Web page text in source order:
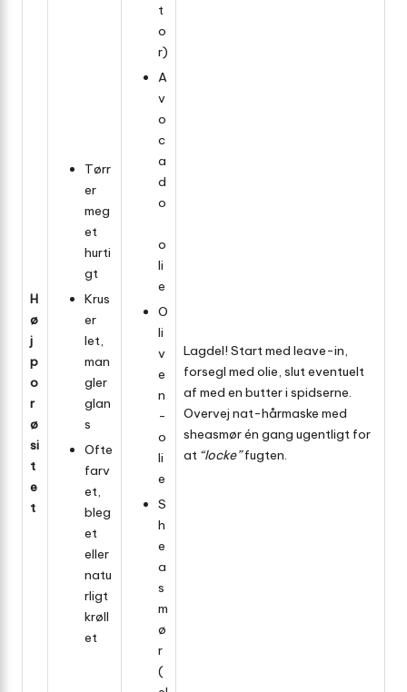
H
ø
j
p
o
r
ø
si
t
e
t
Tørr
er
meg
et
hurti
gt
Krus
er
let,
man
gler
glan
s
Ofte
farv
et,
bleg
et
eller
natu
rligt
krøll
et
t
o
r)
A
v
o
c
a
d
o
o
li
e
O
li
v
e
n
­
o
li
e
S
h
e
a
s
m
ø
r
(
Lagdel! Start med leave-in,
forsegl med olie, slut eventuelt
af med en butter i spidserne.
Overvej nat-hårmaske med
sheasmør én gang ugentligt for
at “locke”fugten.